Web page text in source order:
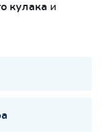
кулака и